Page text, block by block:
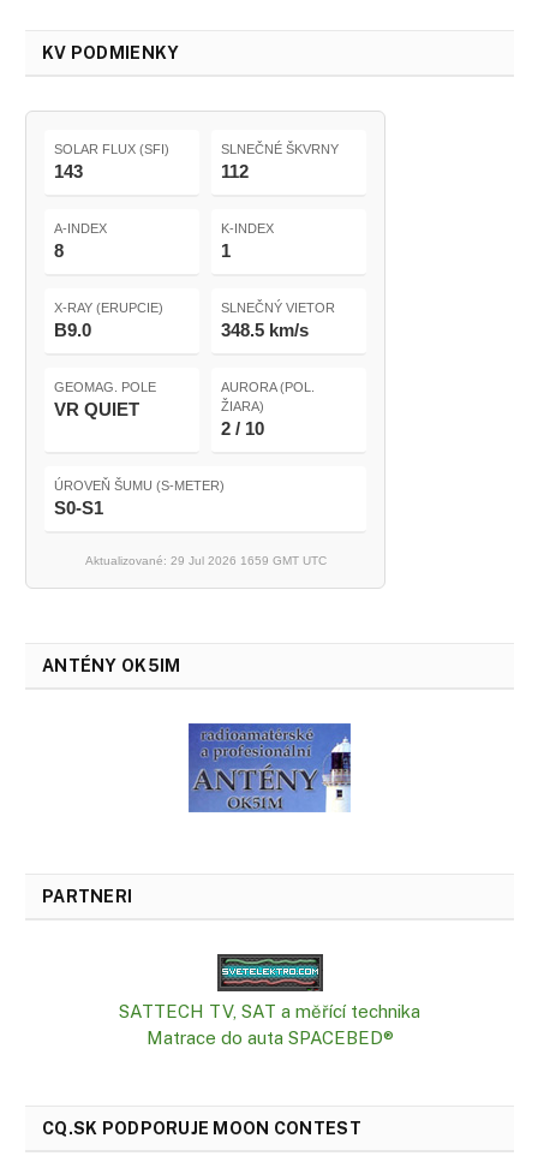
KV PODMIENKY
SOLAR FLUX (SFI)
143
SLNEČNÉ ŠKVRNY
112
A-INDEX
8
K-INDEX
1
X-RAY (ERUPCIE)
B9.0
SLNEČNÝ VIETOR
348.5 km/s
GEOMAG. POLE
VR QUIET
AURORA (POL.
ŽIARA)
2 / 10
ÚROVEŇ ŠUMU (S-METER)
S0-S1
Aktualizované: 29 Jul 2026 1659 GMT UTC
ANTÉNY OK5IM
PARTNERI
SATTECH TV, SAT a měřící technika
Matrace do auta SPACEBED®
CQ.SK PODPORUJE MOON CONTEST